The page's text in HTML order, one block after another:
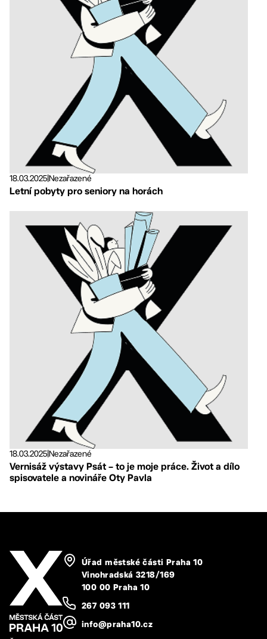
18.03.2025Nezařazené
Letní pobyty pro seniory na horách
18.03.2025Nezařazené
Vernisáž výstavy Psát – to je moje práce. Život a dílo
spisovatele a novináře Oty Pavla
Úřad městské části Praha 10
Vinohradská 3218/169
100 00 Praha 10
267 093 111
info@praha10.cz